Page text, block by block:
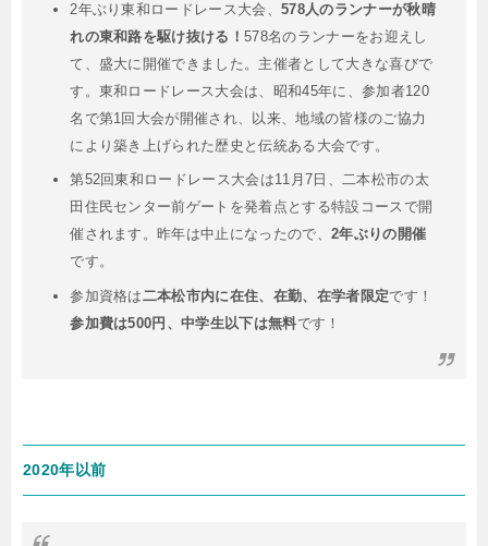
2年ぶり東和ロードレース大会、 578人のランナーが秋晴
れの東和路を駆け抜ける！578名のランナーをお迎えし
て、盛大に開催できました。主催者として大きな喜びで
す。東和ロードレース大会は、昭和45年に、参加者120
名で第1回大会が開催され、以来、地域の皆様のご協力
により築き上げられた歴史と伝統ある大会です。
第52回東和ロードレース大会は11月7日、二本松市の太
田住民センター前ゲートを発着点とする特設コースで開
催されます。昨年は中止になったので、 2年ぶりの開催
です。
参加資格は二本松市内に在住、在勤、在学者限定です！
参加費は500円、中学生以下は無料です！
2020年以前